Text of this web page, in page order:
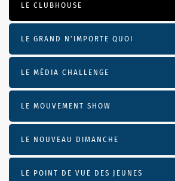
LE CLUBHOUSE
LE GRAND N’IMPORTE QUOI
LE MÉDIA CHALLENGE
LE MOUVEMENT SHOW
LE NOUVEAU DIMANCHE
LE POINT DE VUE DES JEUNES